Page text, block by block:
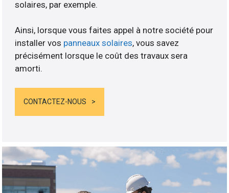
solaires, par exemple.
Ainsi, lorsque vous faites appel à notre société pour
installer vos panneaux solaires, vous savez
précisément lorsque le coût des travaux sera
amorti.
CONTACTEZ-NOUS